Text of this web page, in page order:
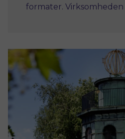
formater.
Reproducering af